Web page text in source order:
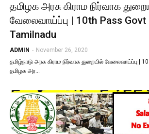
தமிழக அரசு கிராம நிர்வாக
வேலைவாய்ப்பு | 10th Pass Govt
Tamilnadu
ADMIN - November 26, 2020
தமிழ்நாடு அரசு கிராம நிர்வாக துறையில் வேலைவாய்ப்பு |
தமிழக அர…